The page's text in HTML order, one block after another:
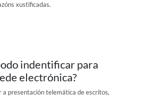
xustificadas.
indentificar para
electrónica?
a presentación telemática de escritos,